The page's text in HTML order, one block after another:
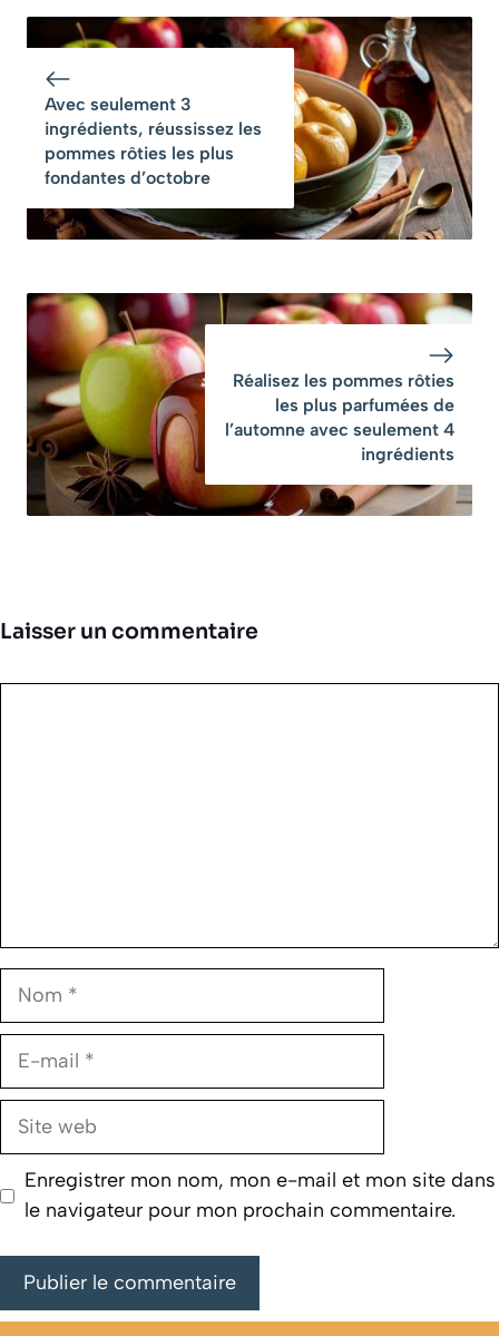
réalisez la
compote de
pommes la plus
douce d’octobre
réconfortante en
automne : c’est un
ingrédient
surprise et simple
Avec seulement 3
ingrédients, réussissez les
pommes rôties les plus
fondantes d’octobre
Réalisez les pommes rôties
les plus parfumées de
l’automne avec seulement 4
ingrédients
Laisser un commentaire
Nom
E-
Site
Enregistrer mon nom, mon e-mail et mon site dans
le navigateur pour mon prochain commentaire.